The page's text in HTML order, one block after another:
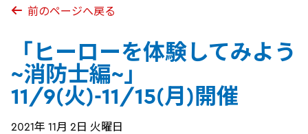
前のページへ戻る
「ヒーローを体験してみよう
~消防士編~」
11/9(火)-11/15(月)開催
2021年 11月 2日 火曜日